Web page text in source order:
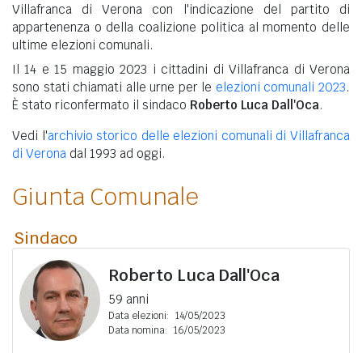
Villafranca di Verona con l'indicazione del partito di
appartenenza o della coalizione politica al momento delle
ultime elezioni comunali.
Il 14 e 15 maggio 2023 i cittadini di Villafranca di Verona
sono stati chiamati alle urne per le elezioni comunali 2023.
È stato riconfermato il sindaco Roberto Luca Dall'Oca.
Vedi l'archivio storico delle elezioni comunali di Villafranca
di Verona dal 1993 ad oggi.
Giunta Comunale
Sindaco
Roberto Luca Dall'Oca
59 anni
Data elezioni: 14/05/2023
Data nomina: 16/05/2023